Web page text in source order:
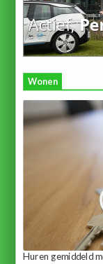
Wonen
Huren gemiddeld